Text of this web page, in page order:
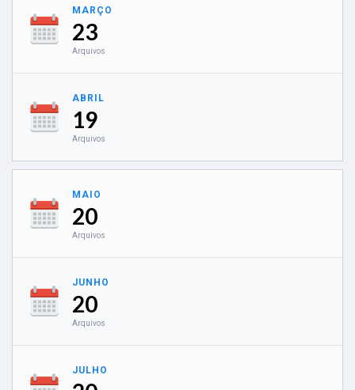
MARÇO
23
Arquivos
ABRIL
19
Arquivos
MAIO
20
Arquivos
JUNHO
20
Arquivos
JULHO